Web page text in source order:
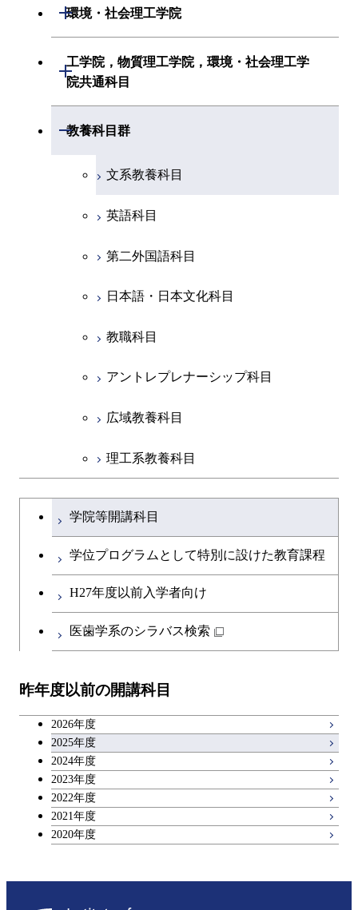
創造プロセス科目
共通専門科目
経営工学系
初年次専門科目
創造プロセス科目
共通専門科目
初年次専門科目
創造プロセス科目
共通専門科目
生命理工学系
創造プロセス科目
共通専門科目
環境・社会理工学院
開閉
建築学系
融合理工学系
初年次専門科目
創造プロセス科目
共通専門科目
工学院，物質理工学院，環境・社会理工学
院共通科目
開閉
工学院，物質理工学院，環境・社会
教養科目群
開閉
文系教養科目
英語科目
第二外国語科目
日本語・日本文化科目
教職科目
アントレプレナーシップ科目
広域教養科目
理工系教養科目
学士課程を切り替える
学院等開講科目
学位プログラムとして特別に設けた教育課程
H27年度以前入学者向け
医歯学系のシラバス検索
昨年度以前の開講科目
2026年度
2025年度
2024年度
2023年度
2022年度
2021年度
2020年度